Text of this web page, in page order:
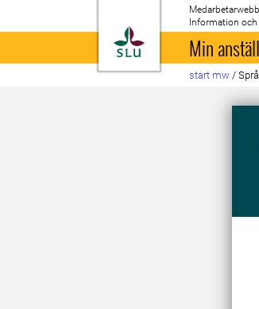
Till startsida
Information
Min
start mw /